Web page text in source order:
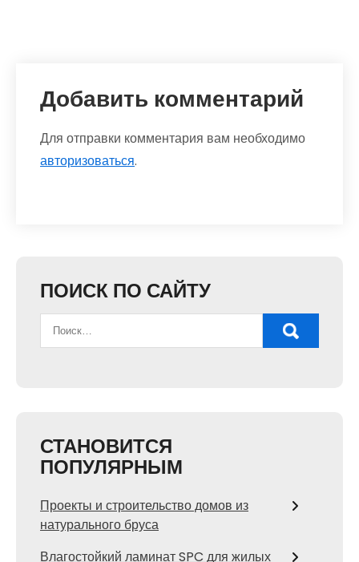
Добавить комментарий
Для отправки комментария вам необходимо
авторизоваться.
ПОИСК ПО САЙТУ
СТАНОВИТСЯ
ПОПУЛЯРНЫМ
Проекты и строительство домов из
натурального бруса
Влагостойкий ламинат SPC для жилых